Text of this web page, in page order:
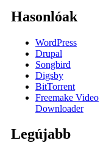
Hasonlóak
WordPress
Drupal
Songbird
Digsby
BitTorrent
Freemake Video
Downloader
Legújabb